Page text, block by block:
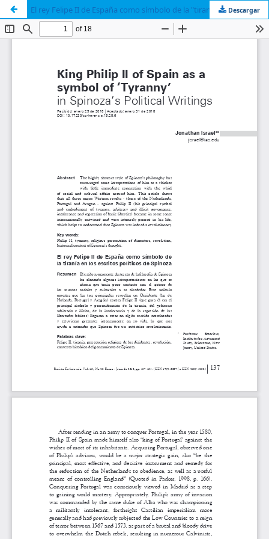
El rey Felipe II de España como símbolo de la "tiranía" Descargar